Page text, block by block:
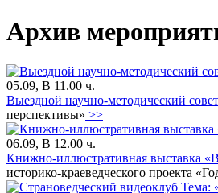
Архив
05.09, В 11.00 ч.
Выездной научно-методический
перспективы» >>
06.09, В 12.00 ч.
Книжно-иллюстративная выставка
историко-краеведческого проекта